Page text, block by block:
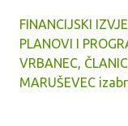
FINANCIJSKI
PLANOVI I
VRBANEC,
MARUŠEVEC